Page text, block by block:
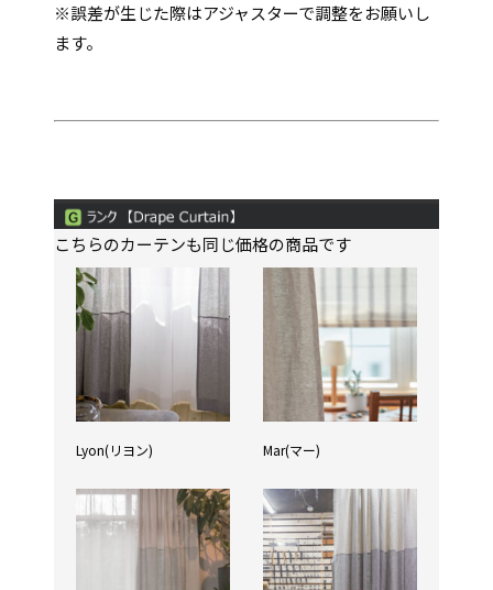
※誤差が生じた際はアジャスターで調整をお願いし
ます。
こちらのカーテンも同じ価格の商品です
Lyon(リヨン) Mar(マー)